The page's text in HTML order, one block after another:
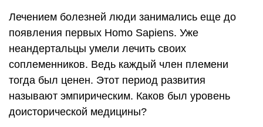
Лечением болезней люди занимались еще до
появления первых Homo Sapiens. Уже
неандертальцы умели лечить своих
соплеменников. Ведь каждый член племени
тогда был ценен. Этот период развития
называют эмпирическим. Каков был уровень
доисторической медицины?